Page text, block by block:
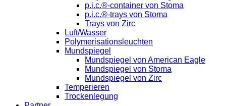
p.i.c.®-container von Stoma
p.i.c.®-trays von Stoma
Trays von Zirc
Luft/Wasser
Polymerisationsleuchten
Mundspiegel
Mundspiegel von American Eagle
Mundspiegel von Stoma
Mundspiegel von Zirc
Temperieren
Trockenlegung